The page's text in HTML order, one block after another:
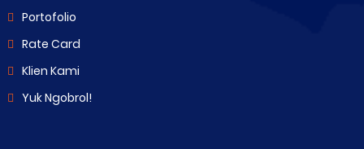
Portofolio
Rate Card
Klien Kami
Yuk Ngobrol!